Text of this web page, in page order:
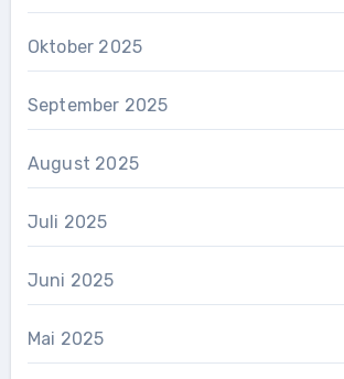
Oktober 2025
September 2025
August 2025
Juli 2025
Juni 2025
Mai 2025